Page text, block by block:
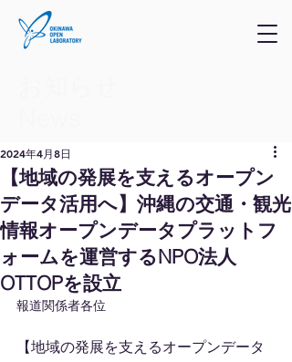
【地域の発展を支えるオープン
データ活用へ】沖縄の交通・観光
情報オープンデータプラットフ
ォームを運営するNPO法人
OTTOPを設立
2024年4月8日
報道関係者各位
【地域の発展を支えるオープンデータ